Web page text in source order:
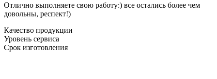
Отлично выполняете свою работу:) все остались более чем
довольны, респект!)
Качество продукции
Уровень сервиса
Срок изготовления